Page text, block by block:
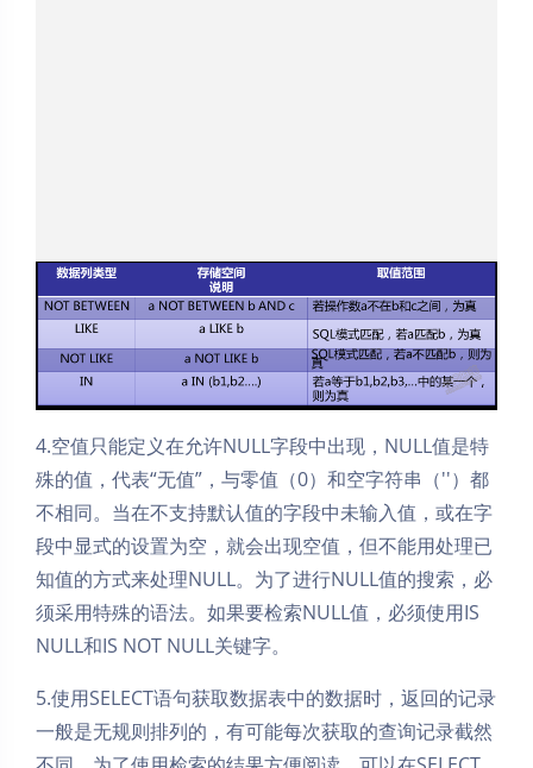
4.空值只能定义在允许NULL字段中出现，NULL值是特
殊的值，代表“无值”，与零值（0）和空字符串（''）都
不相同。当在不支持默认值的字段中未输入值，或在字
段中显式的设置为空，就会出现空值，但不能用处理已
知值的方式来处理NULL。为了进行NULL值的搜索，必
须采用特殊的语法。如果要检索NULL值，必须使用IS
NULL和IS NOT NULL关键字。
5.使用SELECT语句获取数据表中的数据时，返回的记录
一般是无规则排列的，有可能每次获取的查询记录截然